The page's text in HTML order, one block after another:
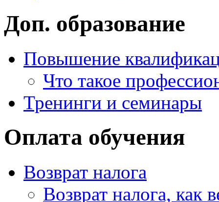
Доп. образование
Повышение
Что такое
Тренинги и семинары
Оплата обучения
Возврат налога
Возврат налога, как